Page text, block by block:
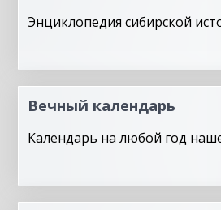
Энциклопедия сибирской
Вечный календарь
Календарь на любой год